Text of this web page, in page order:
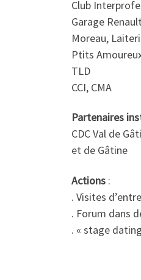
Club
Garage
Moreau,
Ptits
TLD
CCI, CMA
Partenaires
CDC Val de
et de Gâtine
Actions :
. Visites
. Forum dans
. « stage